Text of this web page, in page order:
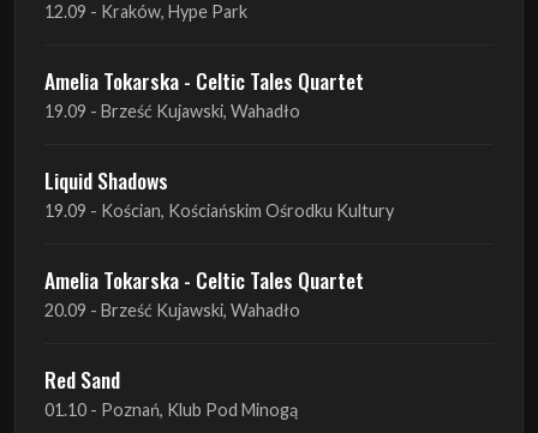
12.09 - Kraków, Hype Park
Amelia Tokarska - Celtic Tales Quartet
19.09 - Brześć Kujawski, Wahadło
Liquid Shadows
19.09 - Kościan, Kościańskim Ośrodku Kultury
Amelia Tokarska - Celtic Tales Quartet
20.09 - Brześć Kujawski, Wahadło
Red Sand
01.10 - Poznań, Klub Pod Minogą